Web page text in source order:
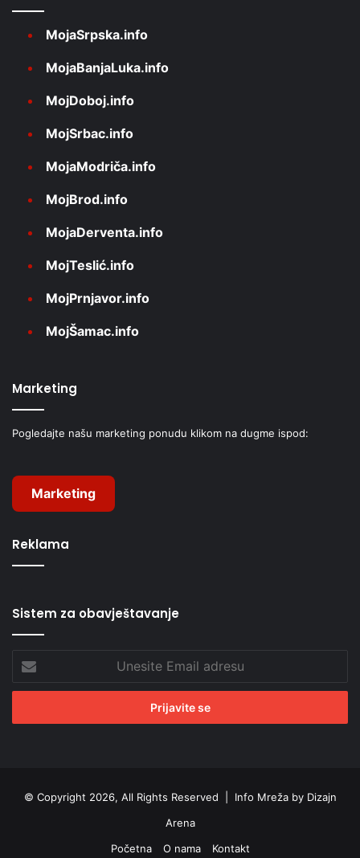
MojaSrpska.info
MojaBanjaLuka.info
MojDoboj.info
MojSrbac.info
MojaModriča.info
MojBrod.info
MojaDerventa.info
MojTeslić.info
MojPrnjavor.info
MojŠamac.info
Marketing
Pogledajte našu marketing ponudu klikom na dugme ispod:
Marketing
Reklama
Sistem za obavještavanje
Email
adresu
© Copyright 2026, All Rights Reserved | Info Mreža by Dizajn
Arena
Početna
O nama Kontakt